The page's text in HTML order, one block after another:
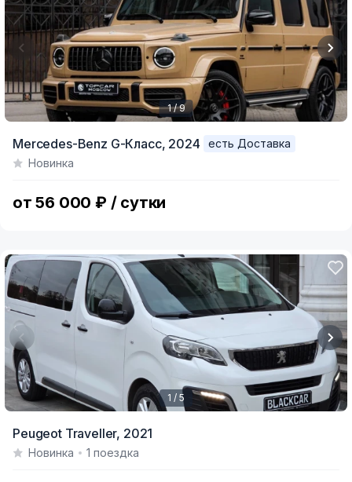
of
1 / 9
Mercedes-Benz G-Класс, 2024
есть Доставка
Новинка
от 56 000 ₽ / сутки
of
1 / 5
Peugeot Traveller, 2021
Новинка 1 поездка